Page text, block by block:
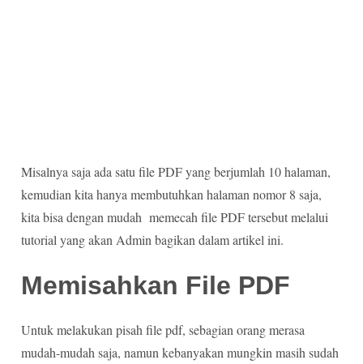
Misalnya saja ada satu file PDF yang berjumlah 10 halaman,
kemudian kita hanya membutuhkan halaman nomor 8 saja,
kita bisa dengan mudah memecah file PDF tersebut melalui
tutorial yang akan Admin bagikan dalam artikel ini.
Memisahkan File PDF
Untuk melakukan pisah file pdf, sebagian orang merasa
mudah-mudah saja, namun kebanyakan mungkin masih sudah